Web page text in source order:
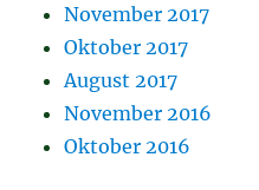
November 2017
Oktober 2017
August 2017
November 2016
Oktober 2016